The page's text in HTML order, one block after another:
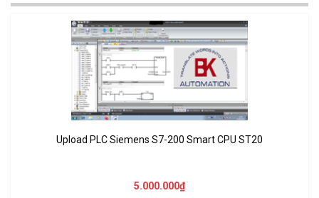
Upload PLC Siemens S7-200 Smart CPU ST20
5.000.000₫